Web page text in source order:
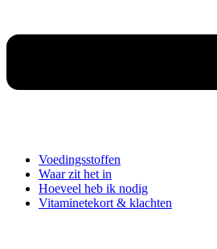
Voedingsstoffen
Waar zit het in
Hoeveel heb ik nodig
Vitaminetekort & klachten